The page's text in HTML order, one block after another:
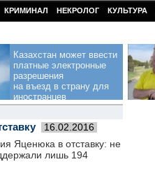
КРИМИНАЛ НЕКРОЛОГ КУЛЬТУРА
Казахстан может ввести
платные электронные
разрешения
на въезд в страну для
иностранцев
16.02.2016
Яценюка в отставку: не
лишь 194